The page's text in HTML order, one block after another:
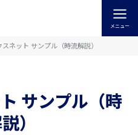
メニュー
ネット サンプル（時流解説）
サンプル（時
）